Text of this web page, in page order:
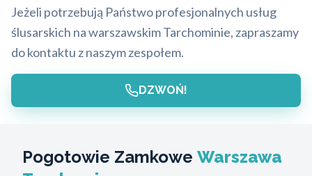
Jeżeli potrzebują Państwo profesjonalnych usług
ślusarskich na warszawskim Tarchominie, zapraszamy
do kontaktu z naszym zespołem.
DZWOŃ!
Pogotowie Zamkowe Warszawa